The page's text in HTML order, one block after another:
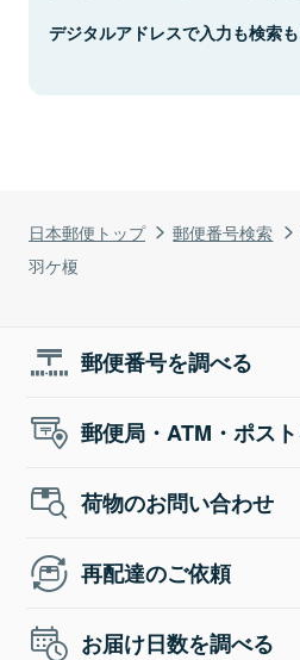
日本郵便トップ 郵便番号検索
羽ケ榎
デジタルアドレスで入力も検索も
郵便番号を調べる
郵便局・ATM・ポス
荷物のお問い合わせ
再配達のご依頼
お届け日数を調べる